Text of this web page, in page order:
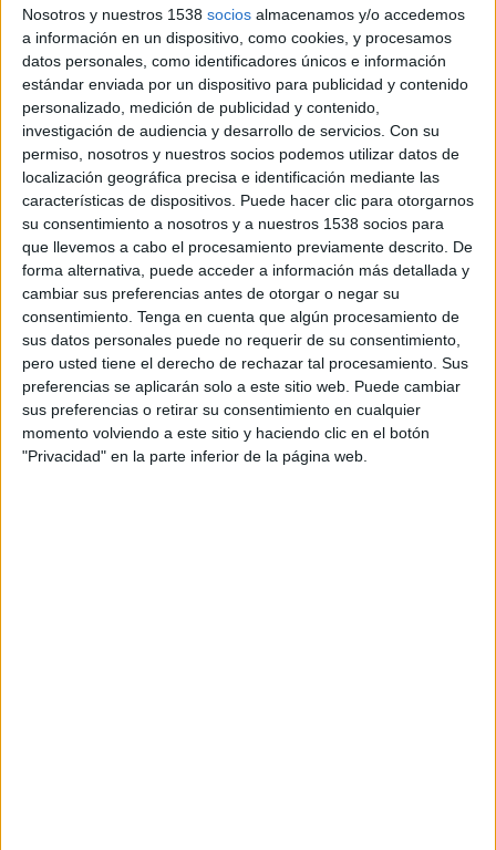
Nosotros y nuestros 1538 socios almacenamos y/o accedemos
a información en un dispositivo, como cookies, y procesamos
datos personales, como identificadores únicos e información
estándar enviada por un dispositivo para publicidad y contenido
personalizado, medición de publicidad y contenido,
investigación de audiencia y desarrollo de servicios. Con su
permiso, nosotros y nuestros socios podemos utilizar datos de
localización geográfica precisa e identificación mediante las
características de dispositivos. Puede hacer clic para otorgarnos
su consentimiento a nosotros y a nuestros 1538 socios para
que llevemos a cabo el procesamiento previamente descrito. De
forma alternativa, puede acceder a información más detallada y
cambiar sus preferencias antes de otorgar o negar su
consentimiento. Tenga en cuenta que algún procesamiento de
sus datos personales puede no requerir de su consentimiento,
pero usted tiene el derecho de rechazar tal procesamiento. Sus
preferencias se aplicarán solo a este sitio web. Puede cambiar
sus preferencias o retirar su consentimiento en cualquier
momento volviendo a este sitio y haciendo clic en el botón
"Privacidad" en la parte inferior de la página web.
Ejército de EEUU, Viacom y Wells Fargo.
El FIAP 2014 ha adelantado las novedades de su 45ª edición en cuanto a
ponencias y conteidos paralelos al concurso publicitario. Este año las charlas
contarán con la presencia de los CMO’s de Chrysler, Havaianas, Ejército de
EEUU, Viacom y Wells Fargo, bajo el lema “Pensar bajo la influencia: los
próximos cinco años”. Esto se debe a que a medida que la influencia
demográfica latinoamericana impacte en la cultura pop, en el comportamiento de
compra y en la incorporación de tecnología, la industria del marketing
evolucionará con aquellas marcas que hayan cambiado sus estrategias junto con el
desarrollo de iniciativas innovadoras y creativas, y que atiendan a un público de
consumidores multiculturales.
Las conferencias en materia de creatividad correrán a cargo de Robert Rodríguez,
director de cine mexicano; Nico Pimentel , Co -fundador y Director de
Innovación de + Castro y Papon Ricciarelli, CEO de DON.
competencia que integra todos los medios publicitarios y en donde la categoría es